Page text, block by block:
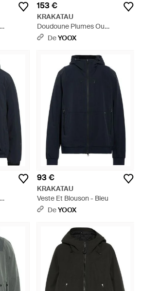
153 €
KRAKATAU
Doudoune Plumes Ou
Synthétique - Noir
DeYOOX
93 €
KRAKATAU
Veste Et Blouson - Bleu
DeYOOX